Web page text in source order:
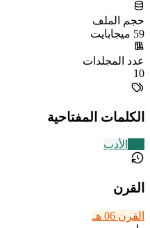
حجم الملف
59 ميجابايت
عدد المجلدات
10
الكلمات المفتاحية
الأدب
القرن
القرن 06 هـ